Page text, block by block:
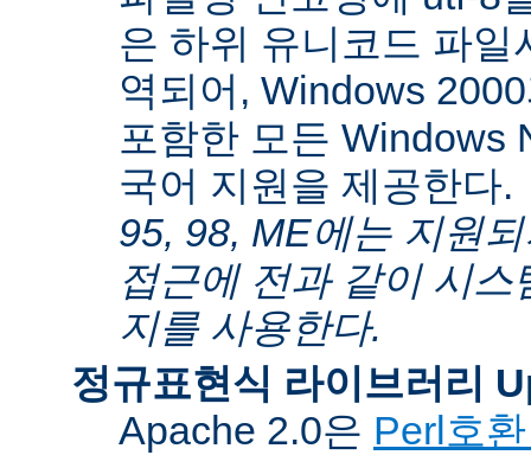
은 하위 유니코드 파일
역되어, Windows
포함한 모든 Windows
국어 지원을 제공한다.
95, 98, ME에는 지원
접근에 전과 같이 시
지를 사용한다.
정규표현식 라이브러리
Apache 2.0은 Perl호